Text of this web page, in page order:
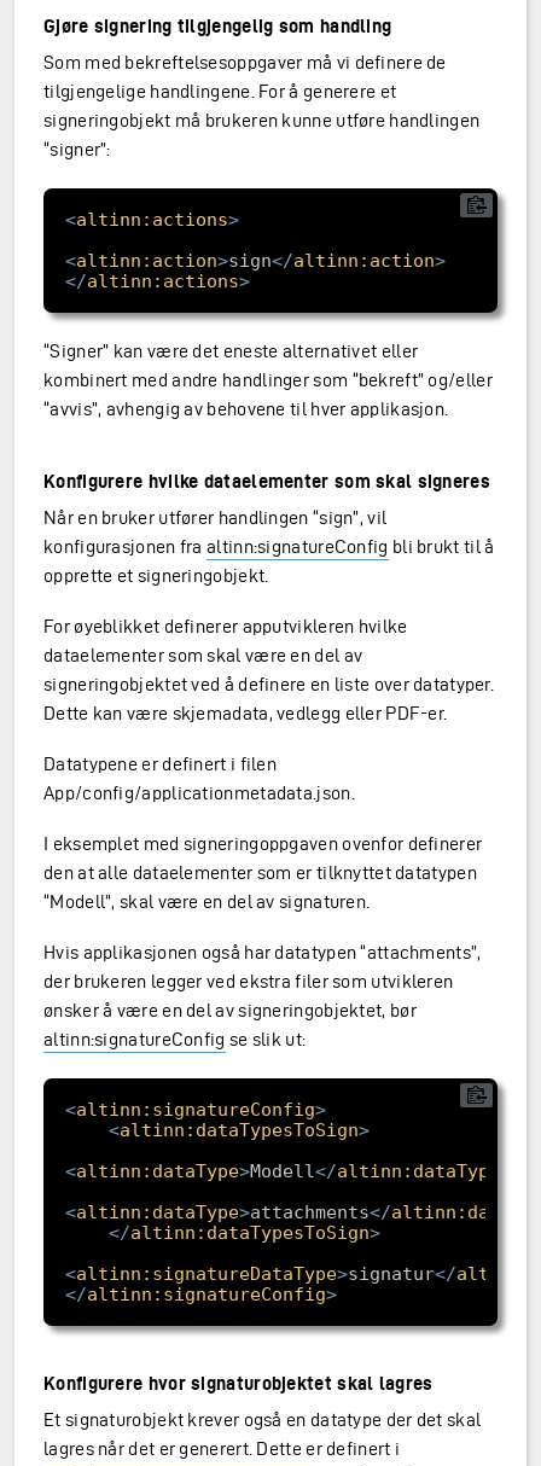
Gjøre signering tilgjengelig som handling
Som med bekreftelsesoppgaver må vi definere de
tilgjengelige handlingene. For å generere et
signeringobjekt må brukeren kunne utføre handlingen
“signer”:
<altinn:actions>
<altinn:action>sign</altinn:action>
</altinn:actions>
“Signer” kan være det eneste alternativet eller
kombinert med andre handlinger som “bekreft” og/eller
“avvis”, avhengig av behovene til hver applikasjon.
Konfigurere hvilke dataelementer som skal signeres
Når en bruker utfører handlingen “sign”, vil
konfigurasjonen fraaltinn:signatureConfig bli brukt til å
opprette et signeringobjekt.
For øyeblikket definerer apputvikleren hvilke
dataelementer som skal være en del av
signeringobjektet ved å definere en liste over datatyper.
Dette kan være skjemadata, vedlegg eller PDF-er.
Datatypene er definert i filen
App/config/applicationmetadata.json.
I eksemplet med signeringoppgaven ovenfor definerer
den at alle dataelementer som er tilknyttet datatypen
“Modell”, skal være en del av signaturen.
Hvis applikasjonen også har datatypen “attachments”,
der brukeren legger ved ekstra filer som utvikleren
ønsker å være en del av signeringobjektet, bør
altinn:signatureConfig se slik ut:
<altinn:signatureConfig>
<altinn:dataTypesToSign>
<altinn:dataType>Modell</altinn:dataType
<altinn:dataType>attachments</
</altinn:dataTypesToSign>
<altinn:signatureDataType>signatur</
</altinn:signatureConfig>
Konfigurere hvor signaturobjektet skal lagres
Et signaturobjekt krever også en datatype der det skal
lagres når det er generert. Dette er definert i